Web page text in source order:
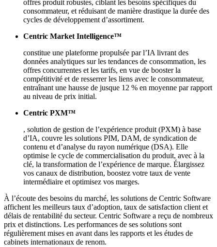
offres produit robustes, ciblant les besoins spécifiques du
consommateur, et réduisant de manière drastique la durée des
cycles de développement d’assortiment.
Centric Market Intelligence™
constitue une plateforme propulsée par l’IA livrant des
données analytiques sur les tendances de consommation, les
offres concurrentes et les tarifs, en vue de booster la
compétitivité et de resserrer les liens avec le consommateur,
entraînant une hausse de jusque 12 % en moyenne par rapport
au niveau de prix initial.
Centric PXM™
, solution de gestion de l’expérience produit (PXM) à base
d’IA, couvre les solutions PIM, DAM, de syndication de
contenu et d’analyse du rayon numérique (DSA). Elle
optimise le cycle de commercialisation du produit, avec à la
clé, la transformation de l’expérience de marque. Élargissez
vos canaux de distribution, boostez votre taux de vente
intermédiaire et optimisez vos marges.
À l’écoute des besoins du marché, les solutions de Centric Software
affichent les meilleurs taux d’adoption, taux de satisfaction client et
délais de rentabilité du secteur. Centric Software a reçu de nombreux
prix et distinctions. Les performances de ses solutions sont
régulièrement mises en avant dans les rapports et les études de
cabinets internationaux de renom.